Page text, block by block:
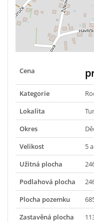
Cena
Kategorie
Lokalita
Okres
Velikost
5
Užitná plocha
Podlahová plocha
Plocha pozemku
Zastavěná plocha